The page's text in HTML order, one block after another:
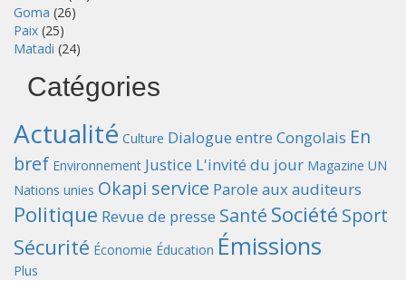
Goma (26)
Paix (25)
Matadi (24)
Catégories
Actualité Culture Dialogue entre Congolais En
bref Environnement Justice L'invité du jour Magazine UN
Nations unies Okapi service Parole aux auditeurs
Politique Revue de presse Santé Société Sport
Sécurité Économie Éducation Émissions
Plus